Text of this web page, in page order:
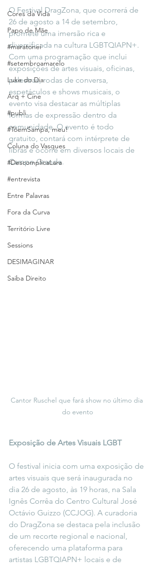
Cores da Vida
Papo de Mãe
#maratonei
#setembroamarelo
Luke do Dia
Arq + Cine
#publi
#TôemSampa, meu!
Coluna do Vasques
#DescomplicaLara
#entrevista
Entre Palavras
Fora da Curva
Território Livre
Sessions
DESIMAGINAR
Saiba Direito
O Festival DragZona, que ocorrerá de
26 de agosto a 14 de setembro,
promete uma imersão rica e
diversificada na cultura LGBTQIAPN+.
Com uma programação que inclui
exposições de artes visuais, oficinas,
palestras, rodas de conversa,
espetáculos e shows musicais, o
evento visa destacar as múltiplas
formas de expressão dentro da
comunidade. O evento é todo
gratuito, contará com intérprete de
libras e ocorre em diversos locais de
Campo Grande.
Cantor Ruschel que fará show no último dia
do evento
Exposição de Artes Visuais LGBT
O festival inicia com uma exposição de
artes visuais que será inaugurada no
dia 26 de agosto, às 19 horas, na Sala
Ignês Corrêa do Centro Cultural José
Octávio Guizzo (CCJOG). A curadoria
do DragZona se destaca pela inclusão
de um recorte regional e nacional,
oferecendo uma plataforma para
artistas LGBTQIAPN+ locais e de